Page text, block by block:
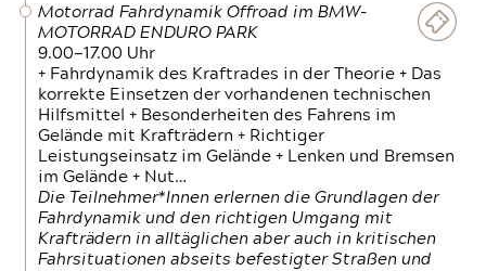
Motorrad Fahrdynamik Offroad im BMW-
MOTORRAD ENDURO PARK
9.00—17.00 Uhr
+ Fahrdynamik des Kraftrades in der Theorie + Das
korrekte Einsetzen der vorhandenen technischen
Hilfsmittel + Besonderheiten des Fahrens im
Gelände mit Krafträdern + Richtiger
Leistungseinsatz im Gelände + Lenken und Bremsen
im Gelände + Nut…
Die Teilnehmer*Innen erlernen die Grundlagen der
Fahrdynamik und den richtigen Umgang mit
Krafträdern in alltäglichen aber auch in kritischen
Fahrsituationen abseits befestigter Straßen und